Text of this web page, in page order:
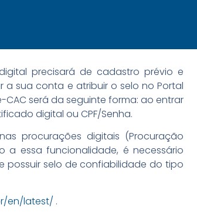
precisará de cadastro prévio e
a sua conta e atribuir o selo no Portal
será da seguinte forma: ao entrar
digital ou CPF/Senha.
procurações digitais (Procuração
a essa funcionalidade, é necessário
possuir selo de confiabilidade do tipo
en/latest/ .